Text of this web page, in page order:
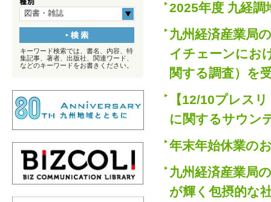
2025年度 九経調
九州経済産業局
イチェーンにお
関する調査）を
【12/10プレス
に関するサウン
年末年始休業の
九州経済産業局
が輝く包摂的な
図書・雑誌
キーワード検索では、書名、内容、特
集記事、著者、出版社、関連ワード、
などのキーワードをお書きください。